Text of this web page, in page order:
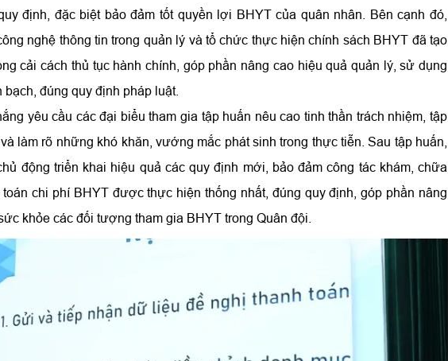
định, đặc biệt bảo đảm tốt quyền lợi BHYT của quân nhân. Bên cạnh đó,
nghệ thông tin trong quản lý và tổ chức thực hiện chính sách BHYT đã tạo
cải cách thủ tục hành chính, góp phần nâng cao hiệu quả quản lý, sử dụng
đúng quy định pháp luật.
yêu cầu các đại biểu tham gia tập huấn nêu cao tinh thần trách nhiệm, tập
làm rõ những khó khăn, vướng mắc phát sinh trong thực tiễn. Sau tập huấn,
động triển khai hiệu quả các quy định mới, bảo đảm công tác khám, chữa
toán chi phí BHYT được thực hiện thống nhất, đúng quy định, góp phần nâng
khỏe các đối tượng tham gia BHYT trong Quân đội.